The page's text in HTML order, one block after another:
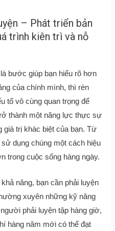
– Phát triển bản
trình kiên trì và nỗ
bước giúp bạn hiểu rõ hơn
của chính mình, thì rèn
tố vô cùng quan trọng để
thành một năng lực thực sự
giá trị khác biệt của bạn. Từ
dụng chúng một cách hiệu
trong cuộc sống hàng ngày.
năng, bạn cần phải luyện
xuyên những kỹ năng
phải luyện tập hàng giờ,
hàng năm mới có thể đạt